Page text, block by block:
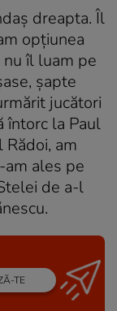
dreapta. Îl
opțiunea
îl luam pe
șapte
jucători
întorc la Paul
am
am ales pe
de a-l
TE